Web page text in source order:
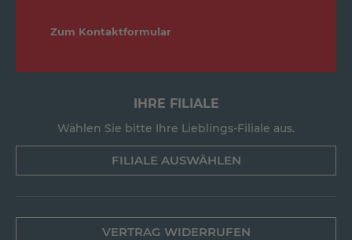
Zum Kontaktformular
IHRE FILIALE
Wählen Sie bitte Ihre Lieblings-Filiale aus.
FILIALE AUSWÄHLEN
VERTRAG WIDERRUFEN